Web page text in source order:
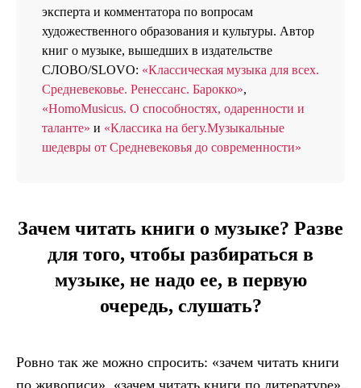
эксперта и комментатора по вопросам
художественного образования и культуры. Автор
книг о музыке, вышедших в издательстве
СЛОВО/SLOVO: «Классическая музыка для всех.
Средневековье. Ренессанс. Барокко»,
«HomoMusicus. О способностях, одаренности и
таланте» и «Классика на бегу.Музыкальные
шедевры от Средневековья до современности»
Зачем читать книги о музыке? Разве
для того, чтобы разбираться в
музыке, не надо ее, в первую
очередь, слушать?
Ровно так же можно спросить: «зачем читать книги
по живописи», «зачем читать книги по литературе»,